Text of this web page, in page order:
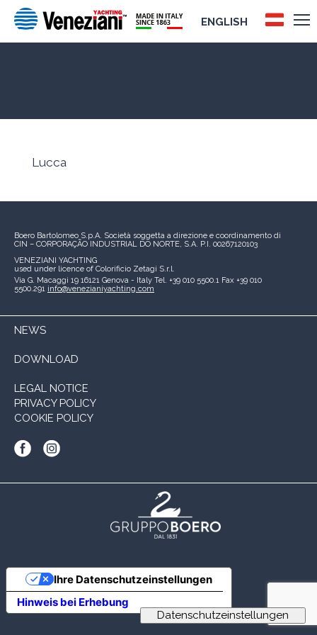
ENGLISH
Lucca
Boero Bartolomeo S.p.A. Società soggetta a direzione e coordinamento di
CIN – CORPORAÇÃO INDUSTRIAL DO NORTE, S.A. P.I. 00267120103
VENEZIANI YACHTING
used under licence of Colorificio Zetagi S.r.l.
Via G. Macaggi 19 16121 Genova - Italy Tel. +39 010 5500.1 Fax +39 010
5500.291 info@venezianiyachting.com
NEWS
DOWNLOAD
LEGAL NOTICE
PRIVACY POLICY
COOKIE POLICY
Hinweis bei Erhebung
Ihre Datenschutzeinstellungen